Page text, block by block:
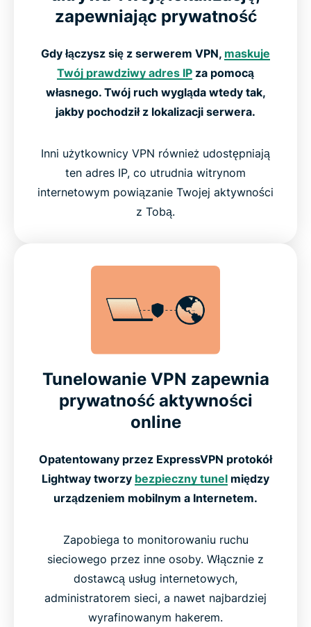
zapewniając prywatność
Gdy łączysz się z serwerem VPN, maskuje
Twój prawdziwy adres IP za pomocą
własnego. Twój ruch wygląda wtedy tak,
jakby pochodził z lokalizacji serwera.
Inni użytkownicy VPN również udostępniają
ten adres IP, co utrudnia witrynom
internetowym powiązanie Twojej aktywności
z Tobą.
Tunelowanie VPN zapewnia
prywatność aktywności
online
Opatentowany przez ExpressVPN protokół
Lightway tworzy bezpieczny tunel między
urządzeniem mobilnym a Internetem.
Zapobiega to monitorowaniu ruchu
sieciowego przez inne osoby. Włącznie z
dostawcą usług internetowych,
administratorem sieci, a nawet najbardziej
wyrafinowanym hakerem.